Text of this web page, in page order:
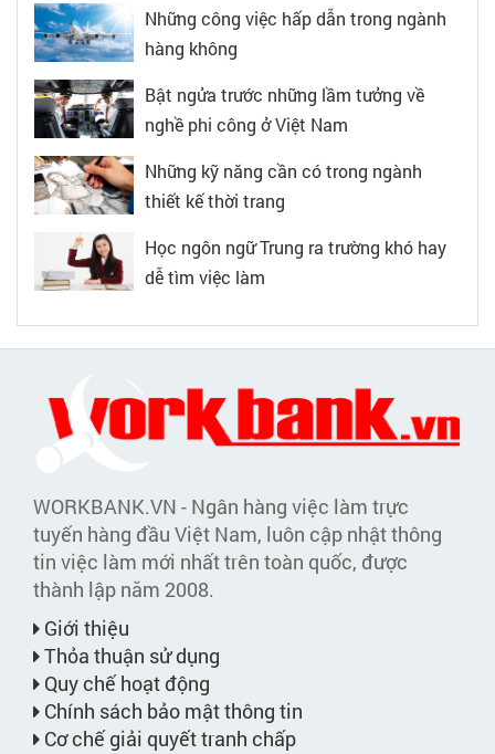
Những công việc hấp dẫn trong ngành
hàng không
Bật ngửa trước những lầm tưởng về
nghề phi công ở Việt Nam
Những kỹ năng cần có trong ngành
thiết kế thời trang
Học ngôn ngữ Trung ra trường khó hay
dễ tìm việc làm
WORKBANK.VN - Ngân hàng việc làm trực
tuyến hàng đầu Việt Nam, luôn cập nhật thông
tin việc làm mới nhất trên toàn quốc, được
thành lập năm 2008.
Giới thiệu
Thỏa thuận sử dụng
Quy chế hoạt động
Chính sách bảo mật thông tin
Cơ chế giải quyết tranh chấp